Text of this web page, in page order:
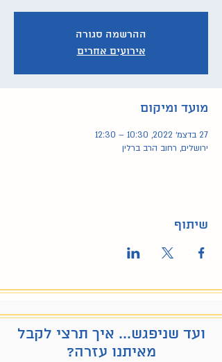
ההרשמה סגורה
אירועים אחרים
מועד ומיקום
27 בדצמ׳ 2022, 10:30 – 12:30
ירושלים, רחוב הרב ברלין
שיתוף
ועד שניפגש... איך תרצי לקבל
מאיתנו עזרה?